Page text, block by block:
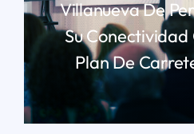
Villanueva De
Su Conectividad
Plan De
LEER